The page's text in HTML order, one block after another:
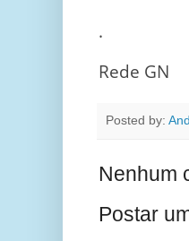
.
Rede GN
Posted by:
Nenhum
Postar